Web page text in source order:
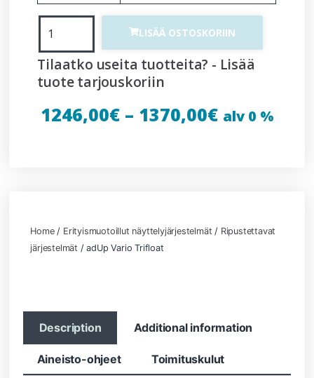
LISÄÄ OSTOSKORIIN
Tilaatko useita tuotteita? - Lisää
tuote tarjouskoriin
1246,00€– 1370,00€ alv 0 %
Home/ Erityismuotoillut näyttelyjärjestelmät / Ripustettavat
järjestelmät / adUp Vario Trifloat
Description Additional information
Aineisto-ohjeet Toimituskulut